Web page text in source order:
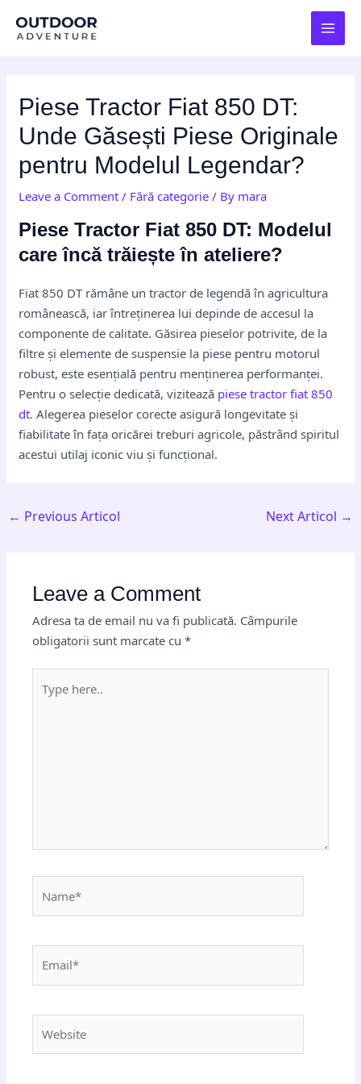
Piese Tractor Fiat 850 DT:
Unde Găsești Piese Originale
pentru Modelul Legendar?
Leave a Comment / Fără categorie / By mara
Piese Tractor Fiat 850 DT: Modelul
care încă trăiește în ateliere?
Fiat 850 DT rămâne un tractor de legendă în agricultura
românească, iar întreținerea lui depinde de accesul la
componente de calitate. Găsirea pieselor potrivite, de la
filtre și elemente de suspensie la piese pentru motorul
robust, este esențială pentru menținerea performanței.
Pentru o selecție dedicată, vizitează piese tractor fiat 850
dt. Alegerea pieselor corecte asigură longevitate și
fiabilitate în fața oricărei treburi agricole, păstrând spiritul
acestui utilaj iconic viu și funcțional.
navigation
← Previous Articol Next Articol →
Leave a Comment
Adresa ta de email nu va fi publicată. Câmpurile
obligatorii sunt marcate cu*
here..